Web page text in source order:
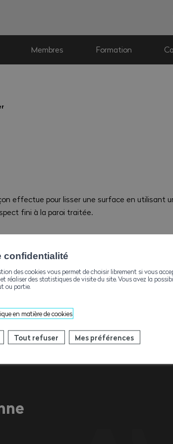
Membres Formation
effectue pour lisser une surface en utilisant
fini à la paroi traitée.
confidentialité
des cookies vous permet de choisir librement si vous
réaliser des statistiques de visite du site. Vous avez la
ou partie.
en matière de cookies
Tout refuser Mes préférences